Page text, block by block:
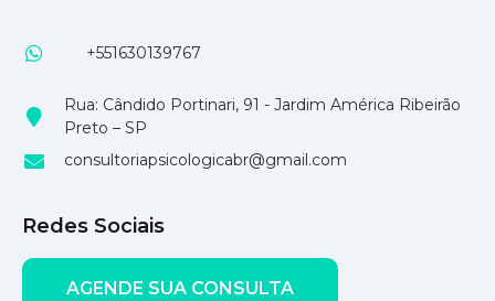
+551630139767
Rua: Cândido Portinari, 91 - Jardim América Ribeirão
Preto – SP
consultoriapsicologicabr@gmail.com
Redes Sociais
AGENDE SUA CONSULTA